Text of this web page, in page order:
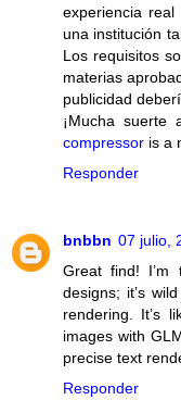
experiencia
una institución
Los requisitos
materias
publicidad
¡Mucha
compressor is a
Responder
bnbbn 07 julio,
Great find!
designs; it’s
rendering. It’s
images with
precise text
Responder